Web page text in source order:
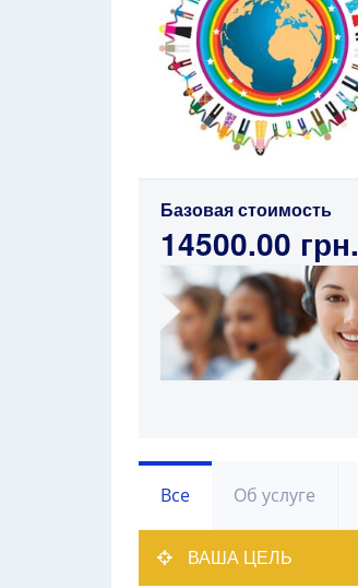
Базовая стоимость
14500.00 грн.
Все Об услуге
ВАША ЦЕЛЬ